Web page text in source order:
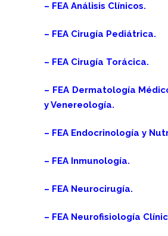
– FEA Análisis Clínicos.
– FEA Cirugía Pediátrica.
– FEA Cirugía Torácica.
– FEA Dermatología
y Venereología.
– FEA Endocrinología y
– FEA Inmunología.
– FEA Neurocirugía.
– FEA Neurofisiología